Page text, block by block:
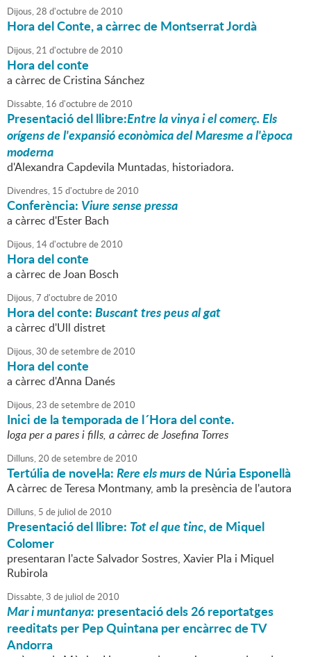
Dijous,28 d'octubrede2010
Hora del Conte, a càrrec de Montserrat Jordà
Dijous,21 d'octubrede2010
Hora del conte
a càrrec de Cristina Sánchez
Dissabte, 16 d'octubrede2010
Presentació del llibre:Entre la vinya i el comerç. Els
orígens de l'expansió econòmica del Maresme a l'època
moderna
d'Alexandra Capdevila Muntadas, historiadora.
Divendres, 15 d'octubrede2010
Conferència: Viure sense pressa
a càrrec d'Ester Bach
Dijous, 14d'octubrede2010
Hora del conte
a càrrec de Joan Bosch
Dijous,7 d'octubrede2010
Hora del conte:Buscant tres peus al gat
a càrrec d'Ull distret
Dijous,30 desetembrede2010
Hora del conte
a càrrec d'Anna Danés
Dijous,23 desetembrede2010
Inici de la temporada de l´Hora del conte.
Ioga per a pares i fills, a càrrec de Josefina Torres
Dilluns,20 desetembrede2010
Tertúlia de novel·la:Rere els mursde Núria Esponellà
A càrrec de Teresa Montmany, amb la presència de l'autora
Dilluns, 5 de juliol de2010
Presentació del llibre: Tot el que tinc, de Miquel
Colomer
presentaran l'acte Salvador Sostres, Xavier Pla i Miquel
Rubirola
Dissabte,3 de juliol de2010
Mar i muntanya: presentació dels 26 reportatges
reeditats per Pep Quintana per encàrrec de TV
Andorra